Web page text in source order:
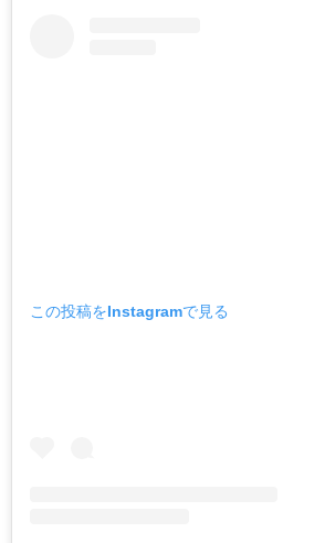
この投稿をInstagramで見る